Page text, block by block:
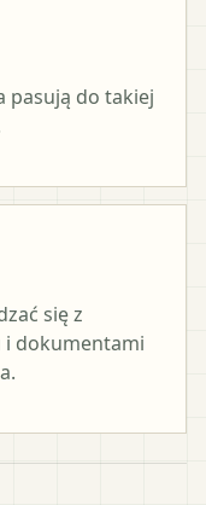
pasują do takiej
się z
i dokumentami